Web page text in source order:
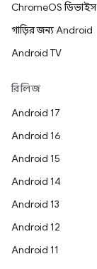
ChromeOS ডিভাইস
গাড়ির জন্য Android
Android TV
রিলিজ
Android 17
Android 16
Android 15
Android 14
Android 13
Android 12
Android 11